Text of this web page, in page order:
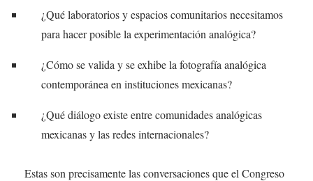
¿Qué laboratorios y espacios comunitarios necesitamos
para hacer posible la experimentación analógica?
¿Cómo se valida y se exhibe la fotografía analógica
contemporánea en instituciones mexicanas?
¿Qué diálogo existe entre comunidades analógicas
mexicanas y las redes internacionales?
Estas son precisamente las conversaciones que el Congreso